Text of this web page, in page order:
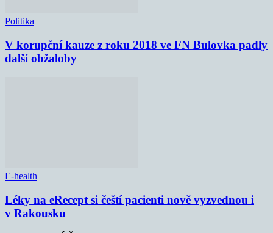
Politika
V korupční kauze z roku 2018 ve FN Bulovka padly
další obžaloby
E-health
Léky na eRecept si čeští pacienti nově vyzvednou i
v Rakousku